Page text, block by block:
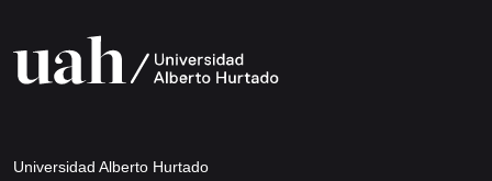
Universidad Alberto Hurtado